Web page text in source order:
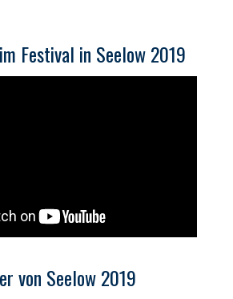
Festival in Seelow 2019
von Seelow 2019